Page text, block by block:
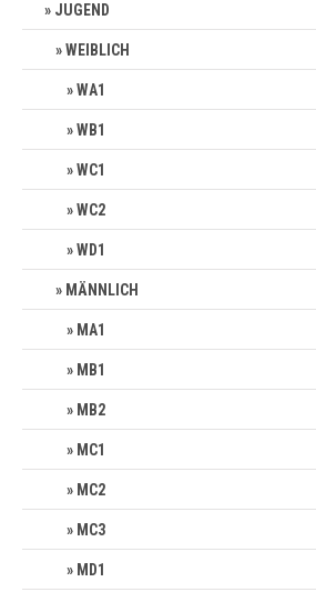
JUGEND
WEIBLICH
WA1
WB1
WC1
WC2
WD1
MÄNNLICH
MA1
MB1
MB2
MC1
MC2
MC3
MD1